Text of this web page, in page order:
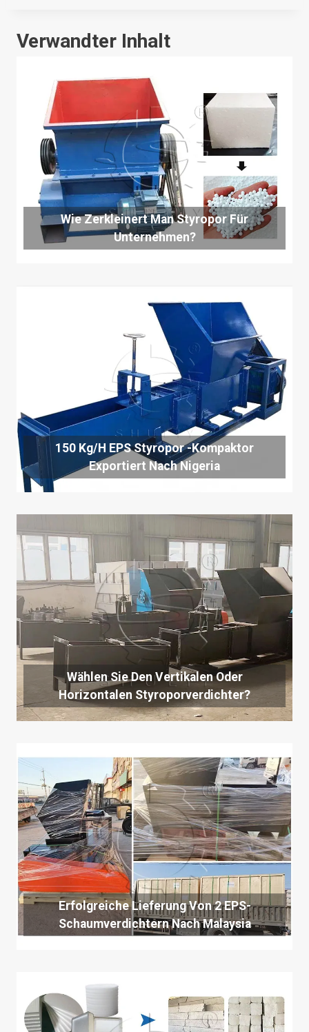
Verwandter Inhalt
Wie Zerkleinert Man Styropor Für
Unternehmen?
150 Kg/h EPS Styropor -Kompaktor
Exportiert Nach Nigeria
Wählen Sie Den Vertikalen Oder
Horizontalen Styroporverdichter?
Erfolgreiche Lieferung Von 2 EPS-
Schaumverdichtern Nach Malaysia